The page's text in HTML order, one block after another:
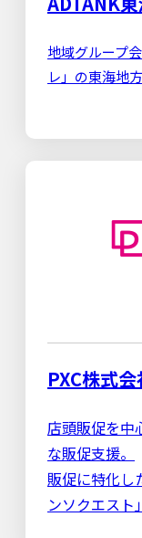
地域グループ
レ」の東海地
PXC株式
店頭販促を中
な販促支援。
販促に特化し
ンソクエスト